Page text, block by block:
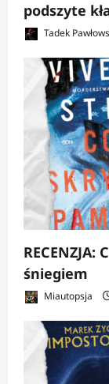
podszyte
Tadek
śniegiem
Miautopsja